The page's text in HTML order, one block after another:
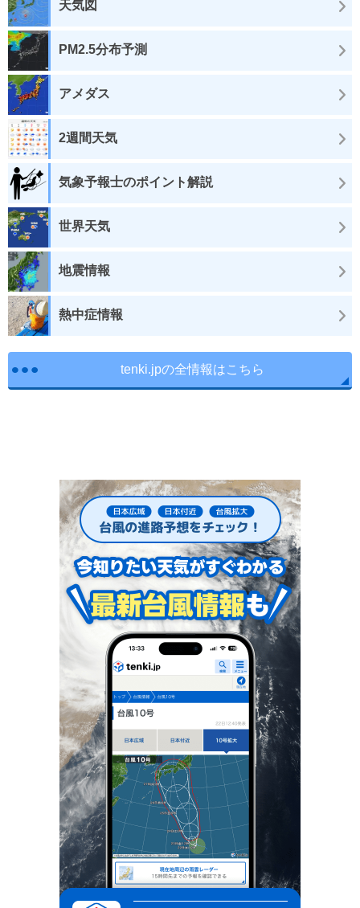
天気図
PM2.5分布予測
アメダス
2週間天気
気象予報士のポイント解説
世界天気
地震情報
熱中症情報
tenki.jpの全情報はこちら